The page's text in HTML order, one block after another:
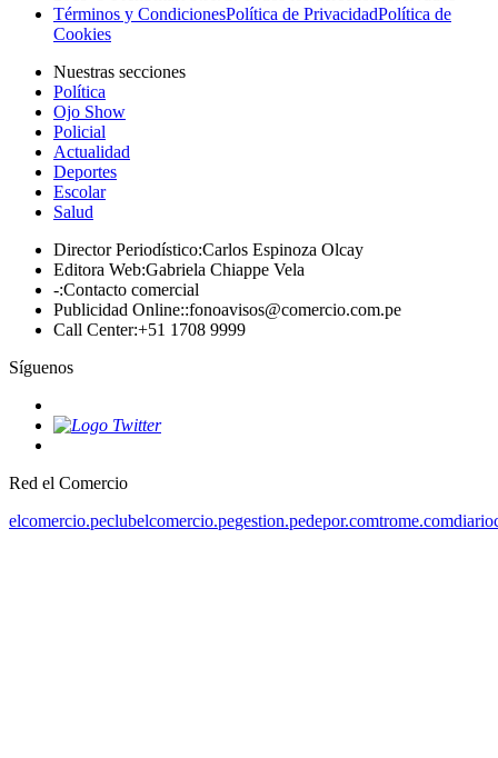
Términos y CondicionesPolítica de PrivacidadPolítica de
Cookies
Nuestras secciones
Política
Ojo Show
Policial
Actualidad
Deportes
Escolar
Salud
Director Periodístico:Carlos Espinoza Olcay
Editora Web:Gabriela Chiappe Vela
-:Contacto comercial
Publicidad Online::fonoavisos@comercio.com.pe
Call Center:+51 1708 9999
Síguenos
Red el Comercio
elcomercio.peclubelcomercio.pegestion.pedepor.comtrome.com